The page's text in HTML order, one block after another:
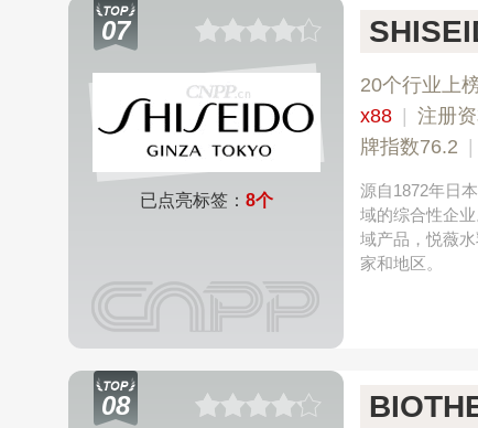
07
已点亮标签： 8个
20个行业上
x88
注册
牌指数76.2
源自1872年日
域的综合性企
域产品，悦薇
家和地区。
08